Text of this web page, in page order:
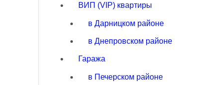
ВИП (VIP) квартиры
в Дарницком районе
в Днепровском районе
Гаража
в Печерском районе